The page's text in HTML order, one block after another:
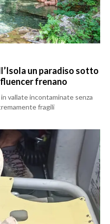
un paradiso sotto
frenano
vallate incontaminate senza
fragili